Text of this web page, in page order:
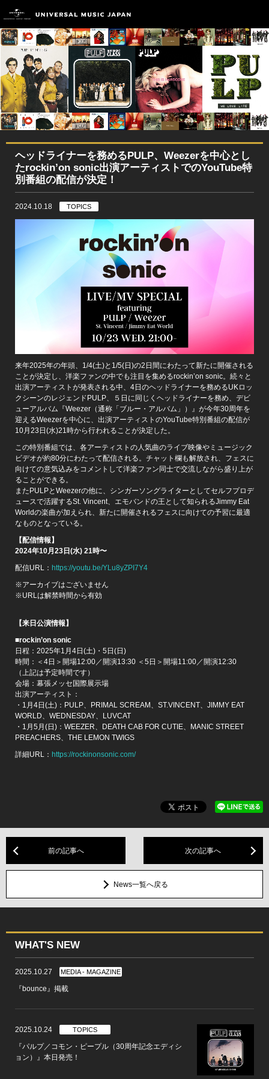
ヘッドライナーを務めるPULP、Weezerを中心とし
たrockin’on sonic出演アーティストでのYouTube特
別番組の配信が決定！
2024.10.18 TOPICS
来年2025年の年頭、1/4(土)と1/5(日)の2日間にわたって新たに開催される
ことが決定し、洋楽ファンの中でも注目を集めるrockin’on sonic。続々と
出演アーティストが発表される中、4日のヘッドライナーを務めるUKロッ
クシーンのレジェンドPULP、５日に同じくヘッドライナーを務め、デビ
ューアルバム『Weezer（通称「ブルー・アルバム」）』が今年30周年を
迎えるWeezerを中心に、出演アーティストのYouTube特別番組の配信が
10月23日(水)21時から行われることが決定した。
この特別番組では、各アーティストの人気曲のライブ映像やミュージック
ビデオが約80分にわたって配信される。チャット欄も解放され、フェスに
向けての意気込みをコメントして洋楽ファン同士で交流しながら盛り上が
ることができる。
またPULPとWeezerの他に、シンガーソングライターとしてセルフプロデ
ュースで活躍するSt. Vincent、エモバンドの王として知られるJimmy Eat
Worldの楽曲が加えられ、新たに開催されるフェスに向けての予習に最適
なものとなっている。
【配信情報】
2024年10月23日(水) 21時〜
配信URL： https://youtu.be/YLu8yZPI7Y4
※アーカイブはございません
※URLは解禁時間から有効
【来日公演情報】
■rockin’on sonic
日程：2025年1月4日(土)・5日(日)
時間：＜4日＞開場12:00／開演13:30 ＜5日＞開場11:00／開演12:30
（上記は予定時間です）
会場：幕張メッセ国際展示場
出演アーティスト：
・1月4日(土)：PULP、PRIMAL SCREAM、ST.VINCENT、JIMMY EAT
WORLD、WEDNESDAY、LUVCAT
・1月5月(日)：WEEZER、DEATH CAB FOR CUTIE、MANIC STREET
PREACHERS、THE LEMON TWIGS
詳細URL： https://rockinonsonic.com/
前の記事へ 次の記事へ
News一覧へ戻る
WHAT'S NEW
2025.10.27 MEDIA - MAGAZINE
『bounce』掲載
2025.10.24 TOPICS
『パルプ／コモン・ピープル（30周年記念エディシ
ョン）』本日発売！